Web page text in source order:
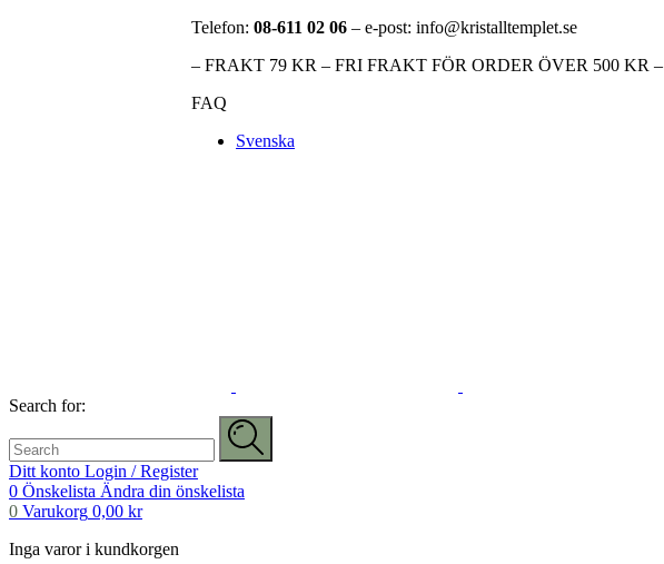
Telefon: 08-611 02 06 – e-post: info@kristalltemplet.se
– FRAKT 79 KR – FRI FRAKT FÖR ORDER ÖVER 500 KR –
FAQ
Svenska
Search for:
Ditt konto Login / Register
0 Önskelista Ändra din önskelista
0 Varukorg 0,00 kr
Inga varor i kundkorgen